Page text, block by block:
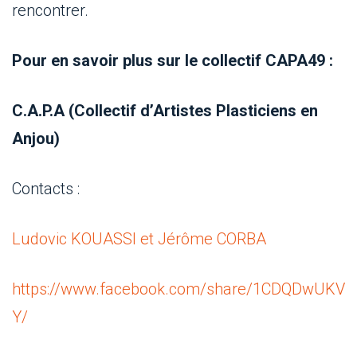
rencontrer.
Pour en savoir plus sur le collectif CAPA49 :
C.A.P.A (Collectif d’Artistes Plasticiens en
Anjou)
Contacts :
Ludovic KOUASSI et Jérôme CORBA
https://www.facebook.com/share/1CDQDwUKV
Y/